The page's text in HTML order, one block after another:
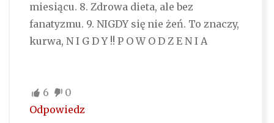
miesiącu. 8. Zdrowa dieta, ale bez
fanatyzmu. 9. NIGDY się nie żeń. To znaczy,
kurwa, N I G D Y !! P O W O D Z E N I A
6
0
Odpowiedz